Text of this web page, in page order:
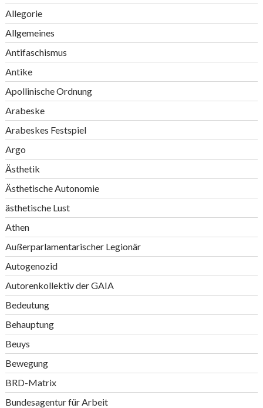
Allegorie
Allgemeines
Antifaschismus
Antike
Apollinische Ordnung
Arabeske
Arabeskes Festspiel
Argo
Ästhetik
Ästhetische Autonomie
ästhetische Lust
Athen
Außerparlamentarischer Legionär
Autogenozid
Autorenkollektiv der GAIA
Bedeutung
Behauptung
Beuys
Bewegung
BRD-Matrix
Bundesagentur für Arbeit